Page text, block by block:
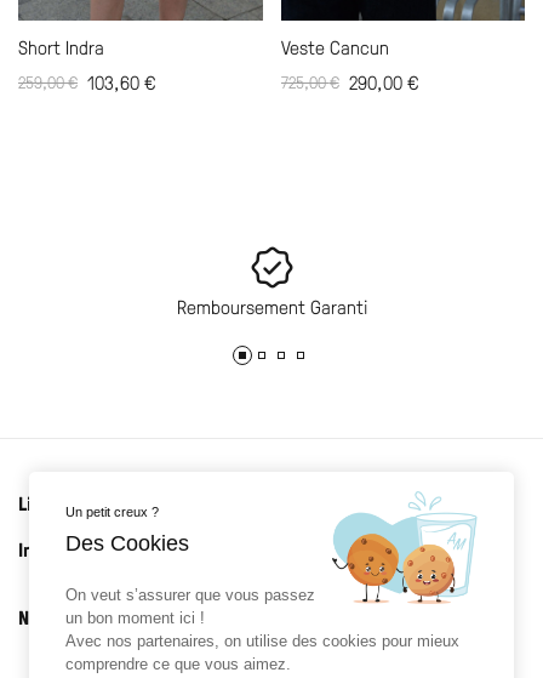
Short Indra
259,00€ 103,60€
Veste Cancun
725,00€ 290,00€
Remboursement Garanti
Liens utiles
Informations
Newsletter
Un petit creux ?
Des Cookies
On veut s’assurer que vous passez
un bon moment ici !
Avec nos partenaires, on utilise des cookies pour mieux
comprendre ce que vous aimez.